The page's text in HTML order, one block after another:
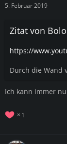
5. Februar 2019
Zitat von
https://
Durch die Wand
Ich kann immer
1